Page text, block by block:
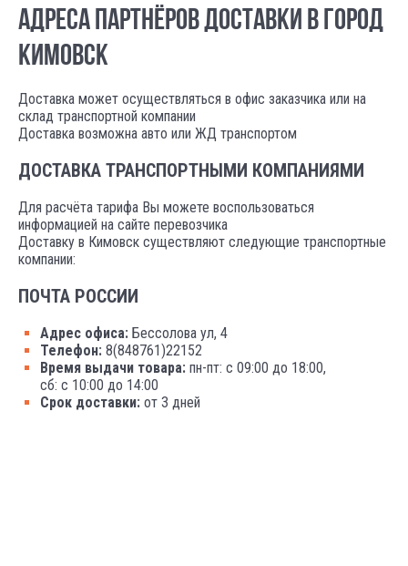
АДРЕСА ПАРТНЁРОВ ДОСТАВКИ В ГОРОД
КИМОВСК
Доставка может осуществляться в офис заказчика или на
склад транспортной компании
Доставка возможна авто или ЖД транспортом
ДОСТАВКА ТРАНСПОРТНЫМИ КОМПАНИЯМИ
Для расчёта тарифа Вы можете воспользоваться
информацией на сайте перевозчика
Доставку в Кимовск существляют следующие транспортные
компании:
ПОЧТА РОССИИ
Адрес офиса: Бессолова ул, 4
Телефон: 8(848761)22152
Время выдачи товара: пн-пт: с 09:00 до 18:00,
сб: с 10:00 до 14:00
Срок доставки: от 3 дней